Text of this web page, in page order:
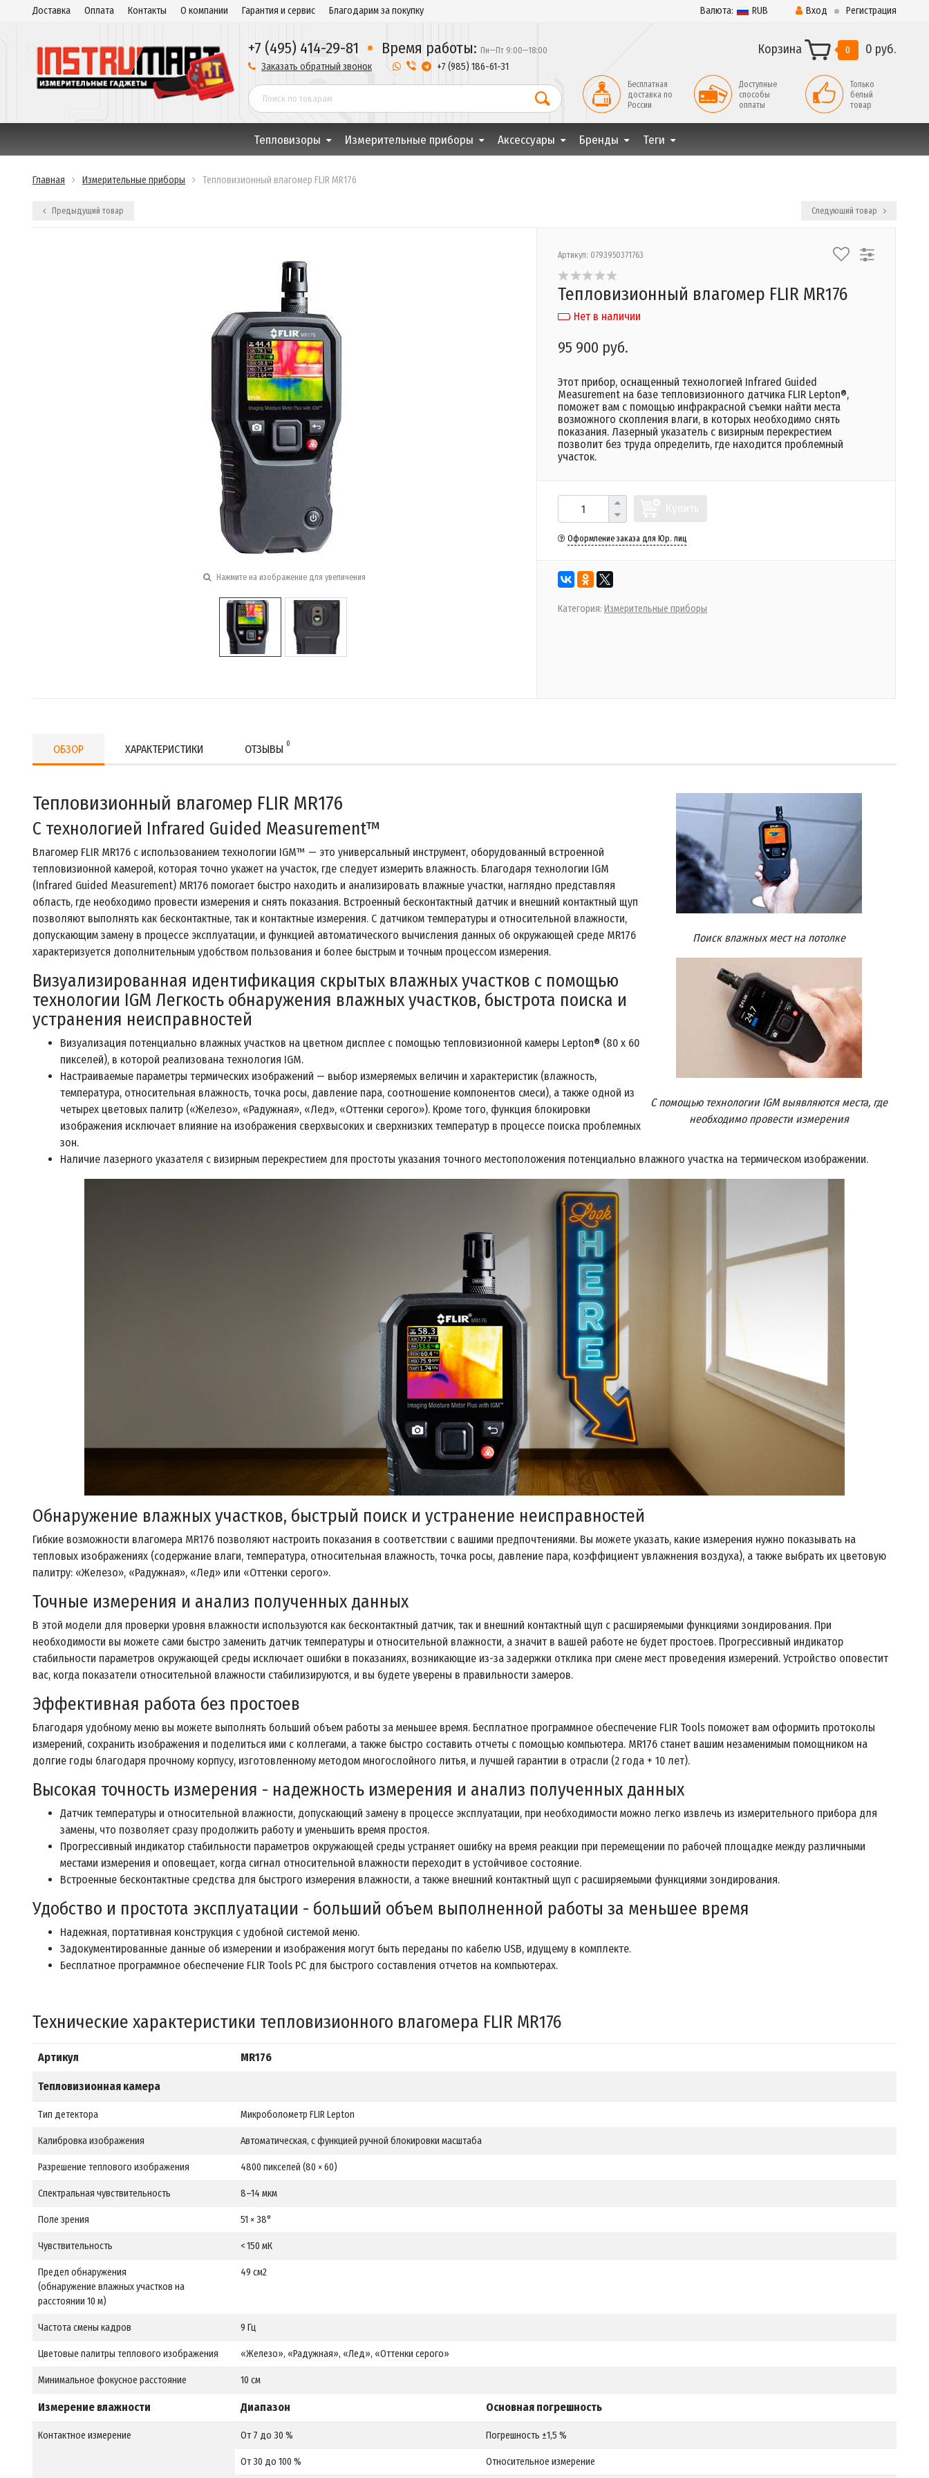
Доставка Оплата Контакты О компании Гарантия и сервис Благодарим за покупку Валюта: RUB Вход Регистрация
+7 (495) 414-29-81 Время работы: Пн—Пт 9:00—18:00
Заказать обратный звонок +7 (985) 186-61-31
Корзина 0 0 руб.
Бесплатная
доставка по
России
Доступные
способы
оплаты
Только
белый
товар
Тепловизоры Измерительные приборы Аксессуары Бренды Теги
Главная Измерительные приборы Тепловизионный влагомер FLIR MR176
Предыдущий товар Следующий товар
Нажмите на изображение для увеличения
Артикул: 0793950371763
Тепловизионный влагомер FLIR MR176
Нет в наличии
95 900 руб.
Этот прибор, оснащенный технологией Infrared Guided
Measurement на базе тепловизионного датчика FLIR Lepton®,
поможет вам с помощью инфракрасной съемки найти места
возможного скопления влаги, в которых необходимо снять
показания. Лазерный указатель с визирным перекрестием
позволит без труда определить, где находится проблемный
участок.
Оформление заказа для Юр. лиц
Категория: Измерительные приборы
ОБЗОР ХАРАКТЕРИСТИКИ ОТЗЫВЫ 0
Поиск влажных мест на потолке
С помощью технологии IGM выявляются места, где
необходимо провести измерения
Тепловизионный влагомер FLIR MR176
С технологией Infrared Guided Measurement™
Влагомер FLIR MR176 с использованием технологии IGM™ — это универсальный инструмент, оборудованный встроенной
тепловизионной камерой, которая точно укажет на участок, где следует измерить влажность. Благодаря технологии IGM
(Infrared Guided Measurement) MR176 помогает быстро находить и анализировать влажные участки, наглядно представляя
область, где необходимо провести измерения и снять показания. Встроенный бесконтактный датчик и внешний контактный щуп
позволяют выполнять как бесконтактные, так и контактные измерения. С датчиком температуры и относительной влажности,
допускающим замену в процессе эксплуатации, и функцией автоматического вычисления данных об окружающей среде MR176
характеризуется дополнительным удобством пользования и более быстрым и точным процессом измерения.
Визуализированная идентификация cкрытых влажных участков с помощью
технологии IGM Легкость обнаружения влажных участков, быстрота поиска и
устранения неисправностей
Визуализация потенциально влажных участков на цветном дисплее с помощью тепловизионной камеры Lepton® (80 x 60
пикселей), в которой реализована технология IGM.
Настраиваемые параметры термических изображений — выбор измеряемых величин и характеристик (влажность,
температура, относительная влажность, точка росы, давление пара, соотношение компонентов смеси), а также одной из
четырех цветовых палитр («Железо», «Радужная», «Лед», «Оттенки серого»). Кроме того, функция блокировки
изображения исключает влияние на изображения сверхвысоких и сверхнизких температур в процессе поиска проблемных
зон.
Наличие лазерного указателя с визирным перекрестием для простоты указания точного местоположения потенциально влажного участка на термическом изображении.
Обнаружение влажных участков, быстрый поиск и устранение неисправностей
Гибкие возможности влагомера MR176 позволяют настроить показания в соответствии с вашими предпочтениями. Вы можете указать, какие измерения нужно показывать на
тепловых изображениях (содержание влаги, температура, относительная влажность, точка росы, давление пара, коэффициент увлажнения воздуха), а также выбрать их цветовую
палитру: «Железо», «Радужная», «Лед» или «Оттенки серого».
Точные измерения и анализ полученных данных
В этой модели для проверки уровня влажности используются как бесконтактный датчик, так и внешний контактный щуп с расширяемыми функциями зондирования. При
необходимости вы можете сами быстро заменить датчик температуры и относительной влажности, а значит в вашей работе не будет простоев. Прогрессивный индикатор
стабильности параметров окружающей среды исключает ошибки в показаниях, возникающие из-за задержки отклика при смене мест проведения измерений. Устройство оповестит
вас, когда показатели относительной влажности стабилизируются, и вы будете уверены в правильности замеров.
Эффективная работа без простоев
Благодаря удобному меню вы можете выполнять больший объем работы за меньшее время. Бесплатное программное обеспечение FLIR Tools поможет вам оформить протоколы
измерений, сохранить изображения и поделиться ими с коллегами, а также быстро составить отчеты с помощью компьютера. MR176 станет вашим незаменимым помощником на
долгие годы благодаря прочному корпусу, изготовленному методом многослойного литья, и лучшей гарантии в отрасли (2 года + 10 лет).
Высокая точность измерения - надежность измерения и анализ полученных данных
Датчик температуры и относительной влажности, допускающий замену в процессе эксплуатации, при необходимости можно легко извлечь из измерительного прибора для
замены, что позволяет сразу продолжить работу и уменьшить время простоя.
Прогрессивный индикатор стабильности параметров окружающей среды устраняет ошибку на время реакции при перемещении по рабочей площадке между различными
местами измерения и оповещает, когда сигнал относительной влажности переходит в устойчивое состояние.
Встроенные бесконтактные средства для быстрого измерения влажности, а также внешний контактный щуп с расширяемыми функциями зондирования.
Удобство и простота эксплуатации - больший объем выполненной работы за меньшее время
Надежная, портативная конструкция с удобной системой меню.
Задокументированные данные об измерении и изображения могут быть переданы по кабелю USB, идущему в комплекте.
Бесплатное программное обеспечение FLIR Tools PC для быстрого составления отчетов на компьютерах.
Технические характеристики тепловизионного влагомера FLIR MR176
Артикул MR176
Тепловизионная камера
Тип детектора Микроболометр FLIR Lepton
Калибровка изображения Автоматическая, с функцией ручной блокировки масштаба
Разрешение теплового изображения 4800 пикселей (80 × 60)
Спектральная чувствительность 8–14 мкм
Поле зрения 51 × 38°
Чувствительность < 150 мК
Предел обнаружения
(обнаружение влажных участков на
расстоянии 10 м)
49 см2
Частота смены кадров 9 Гц
Цветовые палитры теплового изображения «Железо», «Радужная», «Лед», «Оттенки серого»
Минимальное фокусное расстояние 10 см
Измерение влажности Диапазон Основная погрешность
Контактное измерение От 7 до 30 % Погрешность ±1,5 %
От 30 до 100 % Относительное измерение